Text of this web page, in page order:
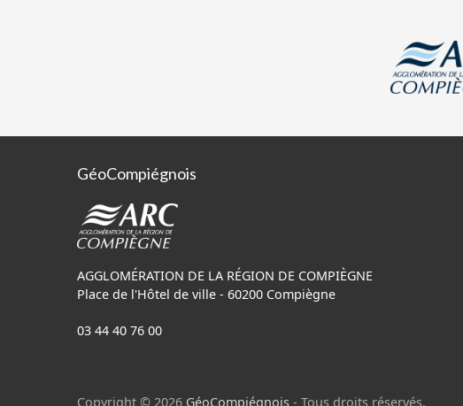
GéoCompiégnois
AGGLOMÉRATION DE LA RÉGION DE COMPIÈGNE
Place de l'Hôtel de ville - 60200 Compiègne
03 44 40 76 00
Copyright © 2026 GéoCompiégnois - Tous droits réservés.